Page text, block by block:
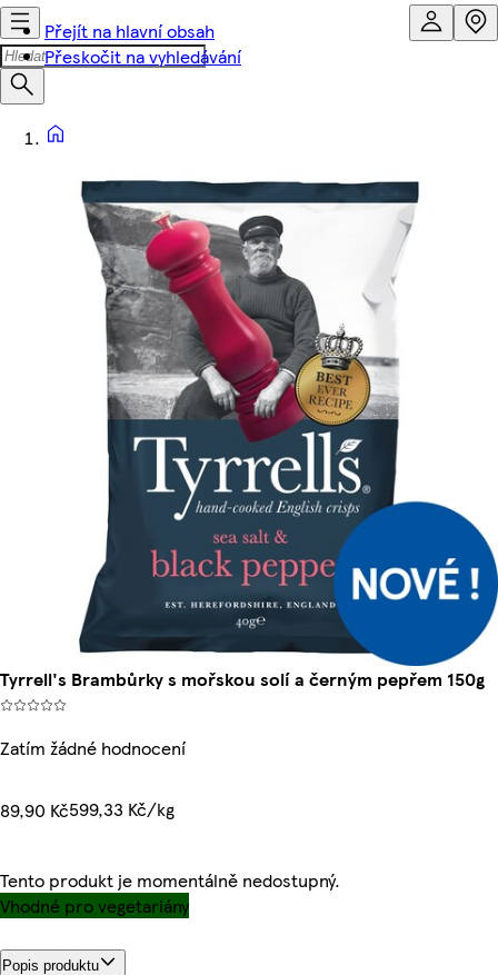
Přejít na hlavní obsah
Přeskočit na vyhledávání
Tyrrell's Brambůrky s mořskou solí a černým pepřem 150g
Zatím žádné hodnocení
89,90 Kč599,33 Kč/kg
Tento produkt je momentálně nedostupný.
Vhodné pro vegetariány
Popis produktu